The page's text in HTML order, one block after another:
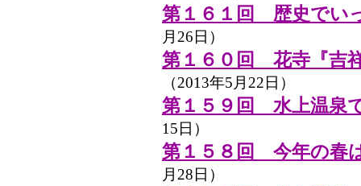
第１６１回 歴史でい
月26日）
第１６０回 花寺『吉
（2013年5月22日）
第１５９回 水上温泉
15日）
第１５８回 今年の春
月28日）